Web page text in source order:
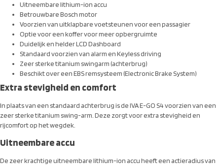
Uitneembare lithium-ion accu
Betrouwbare Bosch motor
Voorzien van uitklapbare voetsteunen voor een passagier
Optie voor een koffer voor meer opbergruimte
Duidelijk en helder LCD Dashboard
Standaard voorzien van alarm en Keyless driving
Zeer sterke titanium swingarm (achterbrug)
Beschikt over een EBS remsysteem (Electronic Brake System)
Extra stevigheid en comfort
In plaats van een standaard achterbrug is de IVA E-GO S4 voorzien van een
zeer sterke titanium swing-arm. Deze zorgt voor extra stevigheid en
rijcomfort op het wegdek.
Uitneembare accu
De zeer krachtige uitneembare lithium-ion accu heeft een actieradius van